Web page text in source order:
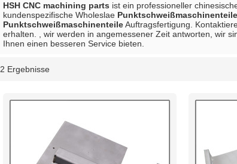
HSH CNC machining parts ist ein professioneller
kundenspezifische Wholeslae Punktschweißmaschinenteile
PunktschweißmaschinenteileAuftragsfertigung.
erhalten. , wir werden in angemessener Zeit antworten, wir
Ihnen einen besseren Service bieten.
2 Ergebnisse